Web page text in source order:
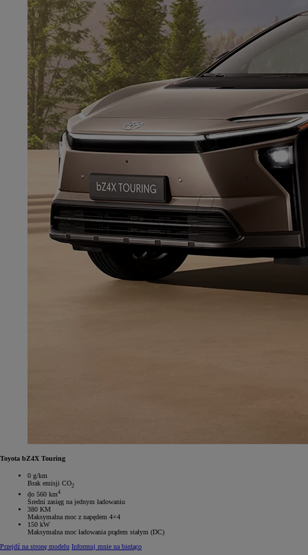
Toyota bZ4X Touring
0 g/km
Brak emisji CO2
do 560 km4
Średni zasięg na jednym ładowaniu
380 KM
Maksymalna moc z napędem 4×4
150 kW
Maksymalna moc ładowania prądem stałym (DC)
Przejdź na stronę modelu Informuj mnie na bieżąco